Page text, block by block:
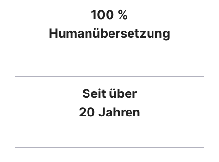
100 %
Humanübersetzung
Seit über
20 Jahren